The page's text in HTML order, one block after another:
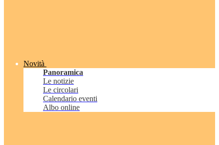
Novità
Panoramica
Le notizie
Le circolari
Calendario eventi
Albo online